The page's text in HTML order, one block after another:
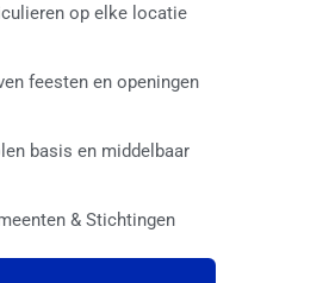
op elke locatie
feesten en openingen
basis en middelbaar
& Stichtingen